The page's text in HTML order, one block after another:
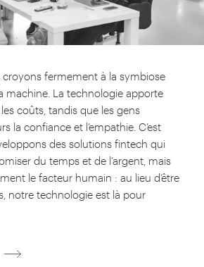
croyons fermement à la symbiose
machine. La technologie apporte
les coûts, tandis que les gens
la confiance et l’empathie. C’est
des solutions fintech qui
du temps et de l’argent, mais
le facteur humain : au lieu d’être
notre technologie est là pour